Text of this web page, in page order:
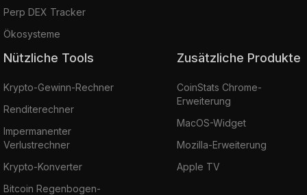
Perp DEX Tracker
Ökosysteme
Nützliche Tools
Krypto-Gewinn-Rechner
Renditerechner
Impermanenter
Verlustrechner
Krypto-Konverter
Bitcoin Regenbogen-
Zusätzliche Produkte
CoinStats Chrome-
Erweiterung
MacOS-Widget
Mozilla-Erweiterung
Apple TV